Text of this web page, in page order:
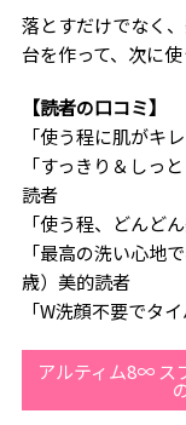
落とすだけでなく
台を作って、次に
【読者の口コミ】
「使う程に肌がキ
「すっきり＆しっ
読者
「使う程、どんど
「最高の洗い心地
歳）美的読者
「W洗顔不要でタ
アルティム8∞ ス